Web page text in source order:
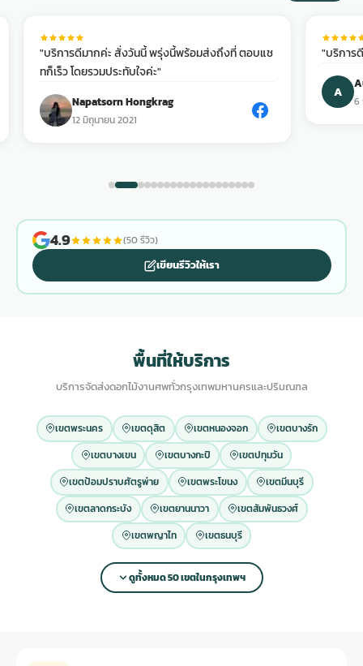
"บริการดีมากค่ะ สั่งวันนี้ พรุ่งนี้พร้อมส่งถึงที่ ตอบแช
ทก็เร็ว โดยรวมประทับใจค่ะ"
Napatsorn Hongkrag
12 มิถุนายน 2021
"บริการ
A
6
4.9 (50 รีวิว)
เขียนรีวิวให้เรา
พื้นที่ให้บริการ
บริการจัดส่งดอกไม้งานศพทั่วกรุงเทพมหานครและปริมณฑล
เขตพระนคร เขตดุสิต เขตหนองจอก
เขตบางรัก
เขตบางเขน
เขตบางกะปิ
เขตปทุมวัน
เขตป้อมปราบศัตรูพ่าย
เขตพระโขนง
เขตมีนบุรี
เขตลาดกระบัง
เขตยานนาวา
เขตสัมพันธวงศ์
เขตพญาไท
เขตธนบุรี
ดูทั้งหมด 50 เขตในกรุงเทพฯ